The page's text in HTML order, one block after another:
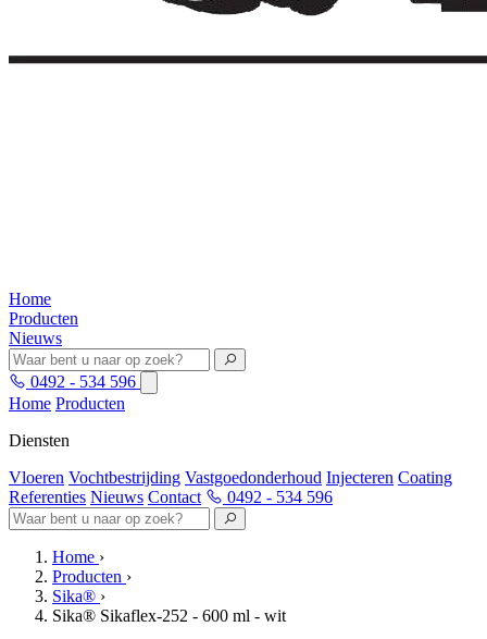
Home
Producten
Nieuws
0492 - 534 596
Home Producten
Diensten
Vloeren Vochtbestrijding Vastgoedonderhoud Injecteren Coating
Referenties Nieuws Contact 0492 - 534 596
Home ›
Producten ›
Sika® ›
Sika® Sikaflex-252 - 600 ml - wit